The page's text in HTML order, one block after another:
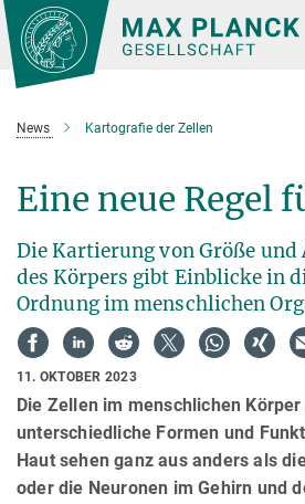
Hauptinhalt
News Kartografie der Zellen
Eine neue Regel
Die Kartierung von Größe und
des Körpers gibt Einblicke in
Ordnung im menschlichen
11. OKTOBER 2023
Die Zellen im menschlichen
unterschiedliche Formen und
Haut sehen ganz aus anders als
oder die Neuronen im Gehirn und